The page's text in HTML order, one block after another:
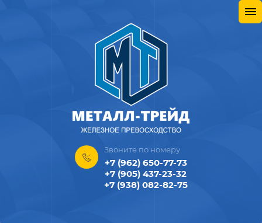
Звоните по номеру
+7 (962) 650-77-73
+7 (905) 437-23-32
+7 (938) 082-82-75